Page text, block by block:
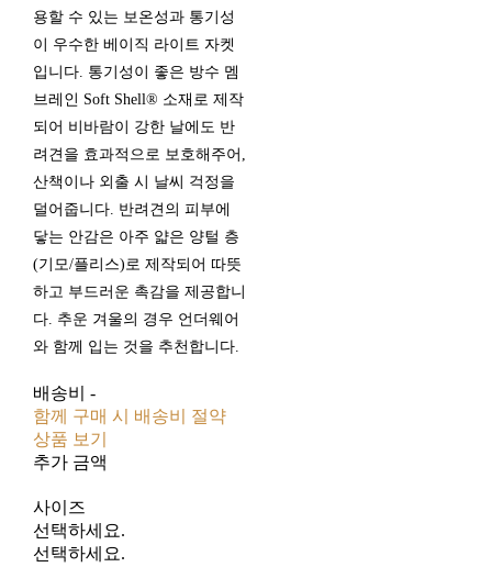
용할 수 있는 보온성과 통기성
이 우수한 베이직 라이트 자켓
입니다. 통기성이 좋은 방수 멤
브레인 Soft Shell® 소재로 제작
되어 비바람이 강한 날에도 반
려견을 효과적으로 보호해주어,
산책이나 외출 시 날씨 걱정을
덜어줍니다. 반려견의 피부에
닿는 안감은 아주 얇은 양털 층
(기모/플리스)로 제작되어 따뜻
하고 부드러운 촉감을 제공합니
다. 추운 겨울의 경우 언더웨어
와 함께 입는 것을 추천합니다.
배송비 -
함께 구매 시 배송비 절약
상품 보기
추가 금액
사이즈
선택하세요.
선택하세요.